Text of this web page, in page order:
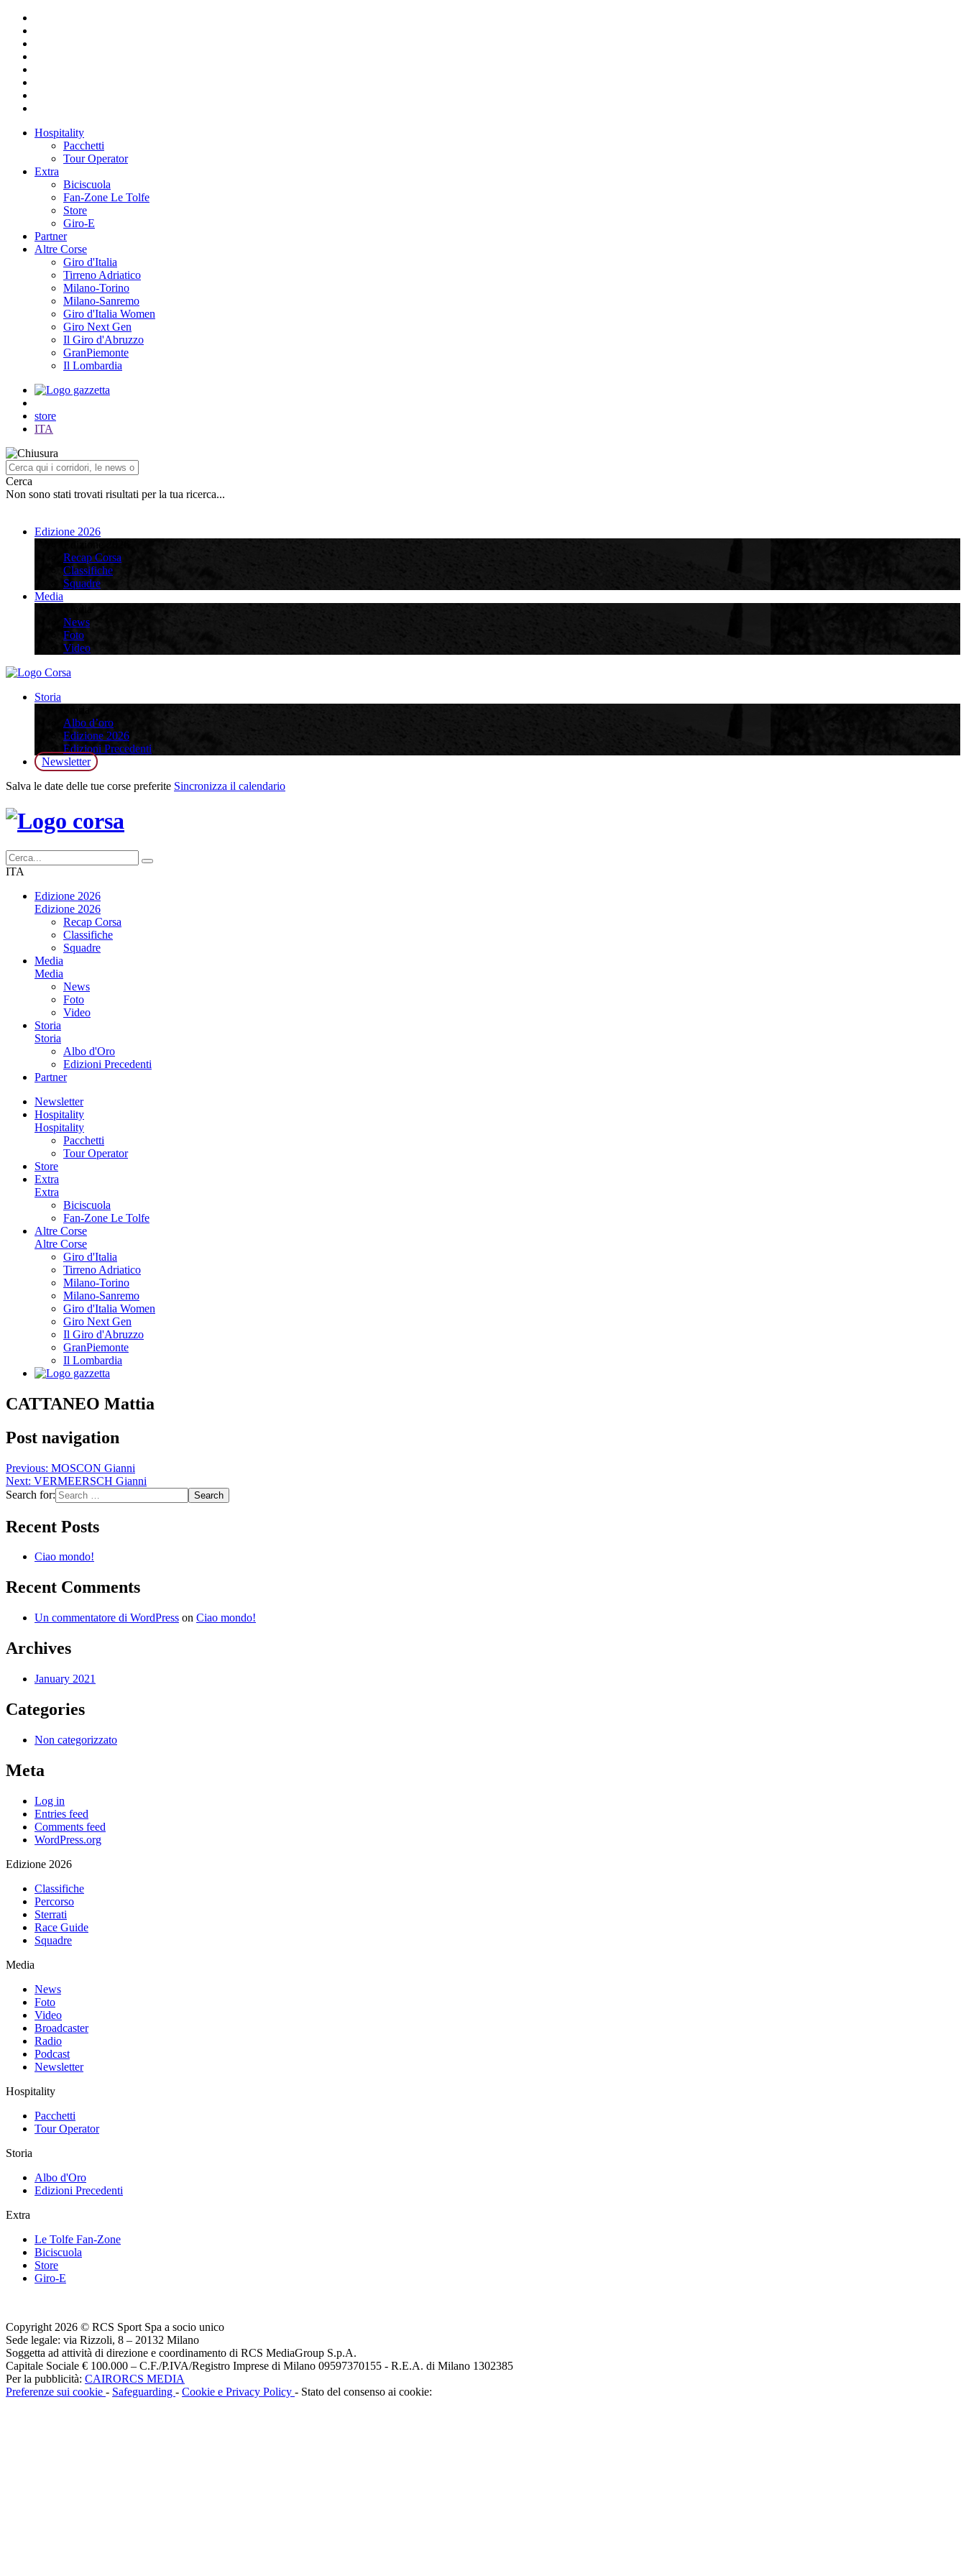
Hospitality
Pacchetti
Tour Operator
Extra
Biciscuola
Fan-Zone Le Tolfe
Store
Giro-E
Partner
Altre Corse
Giro d'Italia
Tirreno Adriatico
Milano-Torino
Milano-Sanremo
Giro d'Italia Women
Giro Next Gen
Il Giro d'Abruzzo
GranPiemonte
Il Lombardia
store
ITA
Cerca
Non sono stati trovati risultati per la tua ricerca...
Edizione 2026
Recap Corsa
Classifiche
Squadre
Media
News
Foto
Video
Storia
Albo d’oro
Edizione 2026
Edizioni Precedenti
Newsletter
Salva le date delle tue corse preferite Sincronizza il calendario
ITA
Edizione 2026
Edizione 2026
Recap Corsa
Classifiche
Squadre
Media
Media
News
Foto
Video
Storia
Storia
Albo d'Oro
Edizioni Precedenti
Partner
Newsletter
Hospitality
Hospitality
Pacchetti
Tour Operator
Store
Extra
Extra
Biciscuola
Fan-Zone Le Tolfe
Altre Corse
Altre Corse
Giro d'Italia
Tirreno Adriatico
Milano-Torino
Milano-Sanremo
Giro d'Italia Women
Giro Next Gen
Il Giro d'Abruzzo
GranPiemonte
Il Lombardia
CATTANEO Mattia
Post navigation
Previous: MOSCON Gianni
Next: VERMEERSCH Gianni
Search for:
Recent Posts
Ciao mondo!
Recent Comments
Un commentatore di WordPress on Ciao mondo!
Archives
January 2021
Categories
Non categorizzato
Meta
Log in
Entries feed
Comments feed
WordPress.org
Edizione 2026
Classifiche
Percorso
Sterrati
Race Guide
Squadre
Media
News
Foto
Video
Broadcaster
Radio
Podcast
Newsletter
Hospitality
Pacchetti
Tour Operator
Storia
Albo d'Oro
Edizioni Precedenti
Extra
Le Tolfe Fan-Zone
Biciscuola
Store
Giro-E
Copyright 2026 © RCS Sport Spa a socio unico
Sede legale: via Rizzoli, 8 – 20132 Milano
Soggetta ad attività di direzione e coordinamento di RCS MediaGroup S.p.A.
Capitale Sociale € 100.000 – C.F./P.IVA/Registro Imprese di Milano 09597370155 - R.E.A. di Milano 1302385
Per la pubblicità: CAIRORCS MEDIA
Preferenze sui cookie - Safeguarding - Cookie e Privacy Policy - Stato del consenso ai cookie: